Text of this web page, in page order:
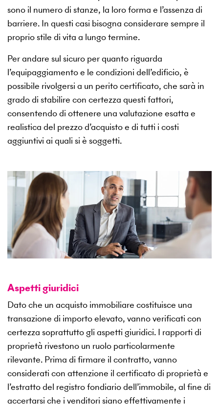
sono il numero di stanze, la loro forma e l’assenza di
barriere. In questi casi bisogna considerare sempre il
proprio stile di vita a lungo termine.
Per andare sul sicuro per quanto riguarda
l’equipaggiamento e le condizioni dell’edificio, è
possibile rivolgersi a un perito certificato, che sarà in
grado di stabilire con certezza questi fattori,
consentendo di ottenere una valutazione esatta e
realistica del prezzo d’acquisto e di tutti i costi
aggiuntivi ai quali si è soggetti.
Aspetti giuridici
Dato che un acquisto immobiliare costituisce una
transazione di importo elevato, vanno verificati con
certezza soprattutto gli aspetti giuridici. I rapporti di
proprietà rivestono un ruolo particolarmente
rilevante. Prima di firmare il contratto, vanno
considerati con attenzione il certificato di proprietà e
l’estratto del registro fondiario dell’immobile, al fine di
accertarsi che i venditori siano effettivamente i